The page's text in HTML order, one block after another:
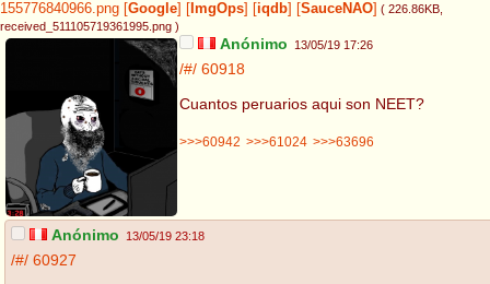
155776840966.png Google ImgOps iqdb SauceNAO ( 226.86KB
received_511105719361995.png )
Anónimo 13/05/19 17:26
/#/ 60918
Cuantos peruarios aqui son NEET?
>>>60942 >>>61024 >>>63696
Anónimo 13/05/19 23:18
/#/ 60927